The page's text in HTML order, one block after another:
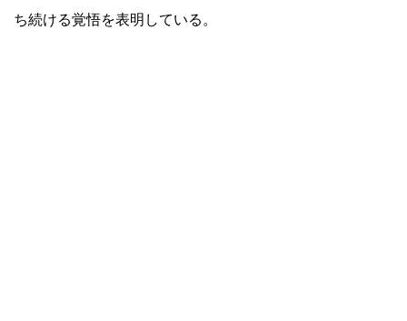
ち続ける覚悟を表明している。